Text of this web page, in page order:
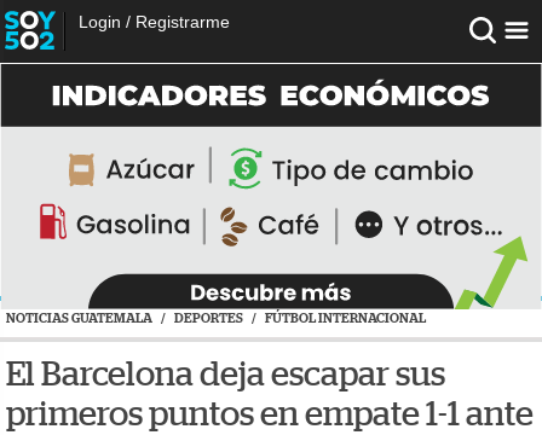
Login / Registrarme
NOTICIAS GUATEMALA / DEPORTES / FÚTBOL INTERNACIONAL
El Barcelona deja escapar sus
primeros puntos en empate 1-1 ante